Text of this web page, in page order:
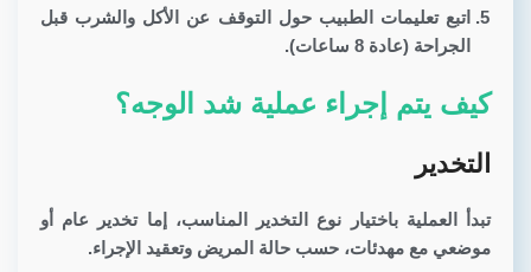
اتبع تعليمات الطبيب حول التوقف عن الأكل والشرب قبل
الجراحة (عادة 8 ساعات).
كيف يتم إجراء عملية شد الوجه؟
التخدير
تبدأ العملية باختيار نوع التخدير المناسب، إما تخدير عام أو
موضعي مع مهدئات، حسب حالة المريض وتعقيد الإجراء.